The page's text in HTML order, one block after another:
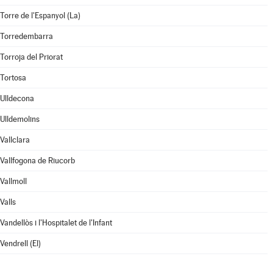
Torre de l'Espanyol (La)
Torredembarra
Torroja del Priorat
Tortosa
Ulldecona
Ulldemolins
Vallclara
Vallfogona de Riucorb
Vallmoll
Valls
Vandellòs i l'Hospitalet de l'Infant
Vendrell (El)